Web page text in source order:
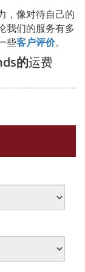
，像对待自己的
我们的服务有多
些客户评价。
的运费